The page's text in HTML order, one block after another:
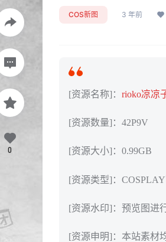
COS新图 3 年前
[资源名称]： rioko凉凉
[资源数量]：42P9V
[资源大小]：0.99GB
[资源类型]：
[资源水印]：预览图进
[资源申明]：本站素材
0